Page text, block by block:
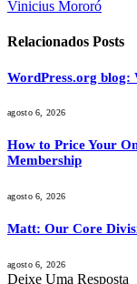
Vinicius Mororó
Relacionados Posts
WordPress.org blog:
agosto 6, 2026
How to Price Your
Membership
agosto 6, 2026
Matt: Our Core
agosto 6, 2026
Deixe Uma Resposta